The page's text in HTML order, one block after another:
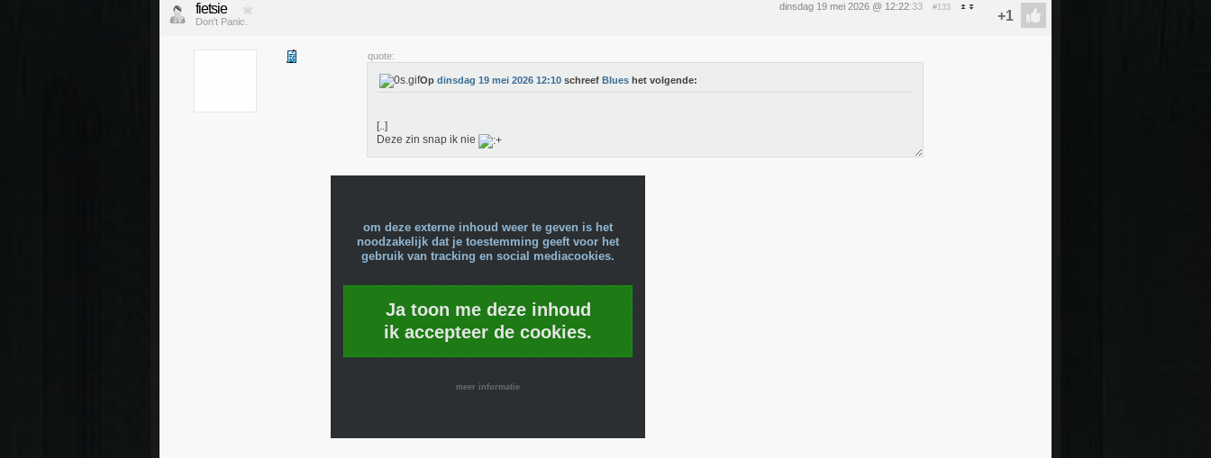
dinsdag 19 mei 2026 @ 12:22:33 #133
fietsie
Don't Panic.
quote:
Op dinsdag 19 mei 2026 12:10 schreef Blues het volgende:
[..]
Deze zin snap ik nie
om deze externe inhoud weer te geven is het
noodzakelijk dat je toestemming geeft voor het
gebruik van tracking en social mediacookies.
Ja toon me deze inhoud
ik accepteer de cookies.
meer informatie